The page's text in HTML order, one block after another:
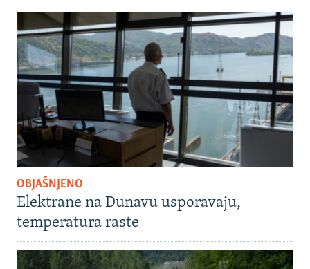
OBJAŠNJENO
Elektrane na Dunavu usporavaju,
temperatura raste